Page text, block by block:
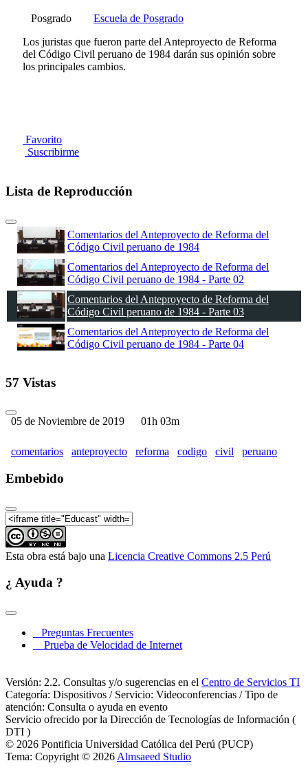
Posgrado
Escuela de Posgrado
Los juristas que fueron parte del Anteproyecto de Reforma
del Código Civil peruano de 1984 darán sus opinión sobre
los principales cambios.
Favorito
Suscribirme
Lista de Reproducción
Comentarios del Anteproyecto de Reforma del
Código Civil peruano de 1984
Comentarios del Anteproyecto de Reforma del
Código Civil peruano de 1984 - Parte 02
Comentarios del Anteproyecto de Reforma del
Código Civil peruano de 1984 - Parte 03
Comentarios del Anteproyecto de Reforma del
Código Civil peruano de 1984 - Parte 04
57 Vistas
05 de Noviembre de 2019 01h 03m
comentarios anteproyecto reforma codigo civil peruano
Embebido
Esta obra está bajo una Licencia Creative Commons 2.5 Perú
¿ Ayuda ?
Preguntas Frecuentes
Prueba de Velocidad de Internet
Versión: 2.2. Consultas y/o sugerencias en el Centro de Servicios TI
Categoría: Dispositivos / Servicio: Videoconferencias / Tipo de
atención: Consulta o ayuda en evento
Servicio ofrecido por la Dirección de Tecnologías de Información (
DTI )
© 2026 Pontificia Universidad Católica del Perú (PUCP)
Tema: Copyright © 2026 Almsaeed Studio